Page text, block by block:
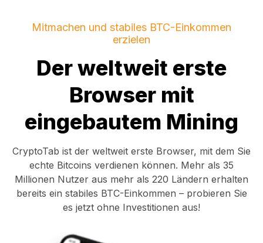
Mitmachen und stabiles BTC-Einkommen
erzielen
Der weltweit erste
Browser mit
eingebautem Mining
CryptoTab ist der weltweit erste Browser, mit dem Sie
echte Bitcoins verdienen können. Mehr als 35
Millionen Nutzer aus mehr als 220 Ländern erhalten
bereits ein stabiles BTC-Einkommen – probieren Sie
es jetzt ohne Investitionen aus!